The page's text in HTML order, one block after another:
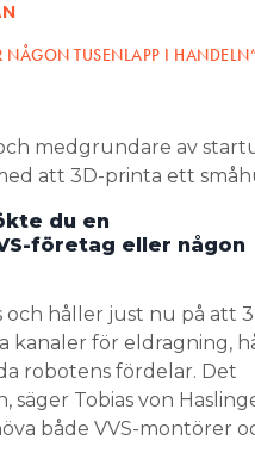
NÅGON TUSENLAPP I
medgrundare av
att 3D-printa ett
du en
företag eller någon
och håller just nu på att
kanaler för eldragning,
robotens fördelar. Det
säger Tobias von
både VVS-montörer